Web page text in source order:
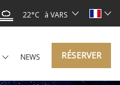
22°C à VARS
NEWS RÉSERVER